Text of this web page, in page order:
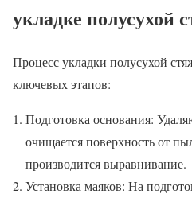
укладке полусухой
Процесс укладки полусухой
ключевых этапов:
Подготовка основания:
очищается поверхность от
производится выравнивание.
Установка маяков: На